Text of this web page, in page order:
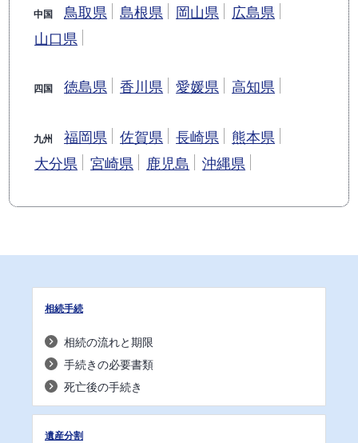
中国 鳥取県 島根県 岡山県
広島県
山口県
四国 徳島県 香川県 愛媛県 高知県
九州 福岡県 佐賀県 長崎県
熊本県
大分県
宮崎県 鹿児島 沖縄県
相続手続
相続の流れと期限
手続きの必要書類
死亡後の手続き
遺産分割